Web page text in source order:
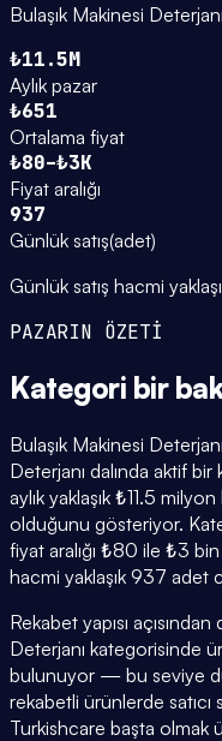
Bulaşık Makinesi Deterjanı
₺11.5M
Aylık pazar
₺651
Ortalama fiyat
₺80–₺3K
Fiyat aralığı
937
Günlük satış(adet)
Günlük satış hacmi
PAZARIN ÖZETİ
Kategori bir
Bulaşık Makinesi
Deterjanı dalında aktif
aylık yaklaşık ₺11.5
olduğunu gösteriyor.
fiyat aralığı ₺80 ile ₺3
hacmi yaklaşık 937 adet
Rekabet yapısı
Deterjanı kategorisinde
bulunuyor — bu seviye
rekabetli ürünlerde satıcı
Turkishcare başta olmak